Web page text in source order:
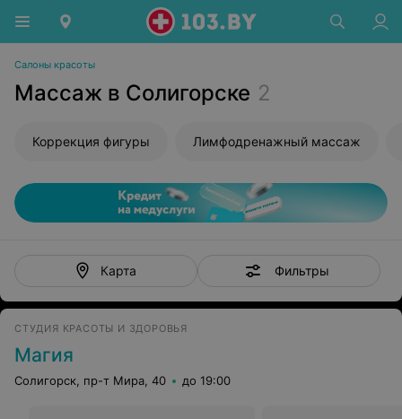
Салоны красоты
Массаж в Солигорске 2
Коррекция фигуры Лимфодренажный массаж
Карта Фильтры
СТУДИЯ КРАСОТЫ И ЗДОРОВЬЯ
Магия
Солигорск, пр-т Мира, 40 до 19:00